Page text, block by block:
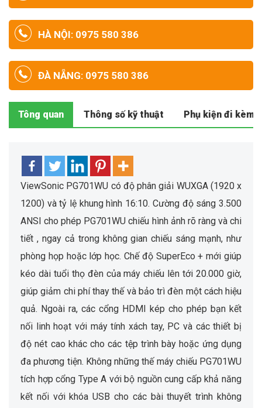
HÀ NỘI: 0975 580 386
ĐÀ NẴNG: 0975 580 386
Tông quan Thông số kỹ thuật Phụ kiện đi kèm
ViewSonic PG701WU có độ phân giải WUXGA (1920 x
1200) và tỷ lệ khung hình 16:10. Cường độ sáng 3.500
ANSI cho phép PG701WU chiếu hình ảnh rõ ràng và chi
tiết , ngay cả trong không gian chiếu sáng mạnh, như
phòng họp hoặc lớp học. Chế độ SuperEco + mới giúp
kéo dài tuổi thọ đèn của máy chiếu lên tới 20.000 giờ,
giúp giảm chi phí thay thế và bảo trì đèn một cách hiệu
quả. Ngoài ra, các cổng HDMI kép cho phép bạn kết
nối linh hoạt với máy tính xách tay, PC và các thiết bị
độ nét cao khác cho các tệp trình bày hoặc ứng dụng
đa phương tiện. Không những thế máy chiếu PG701WU
tích hợp cổng Type A với bộ nguồn cung cấp khả năng
kết nối với khóa USB cho các bài thuyết trình không